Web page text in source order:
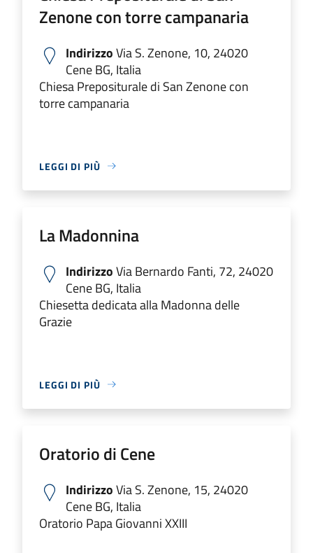
Zenone con torre campanaria
IndirizzoVia S. Zenone, 10, 24020
Cene BG, Italia
Chiesa Prepositurale di San Zenone con
torre campanaria
LEGGI DI PIÙ
La Madonnina
IndirizzoVia Bernardo Fanti, 72, 24020
Cene BG, Italia
Chiesetta dedicata alla Madonna delle
Grazie
LEGGI DI PIÙ
Oratorio di Cene
IndirizzoVia S. Zenone, 15, 24020
Cene BG, Italia
Oratorio Papa Giovanni XXIII